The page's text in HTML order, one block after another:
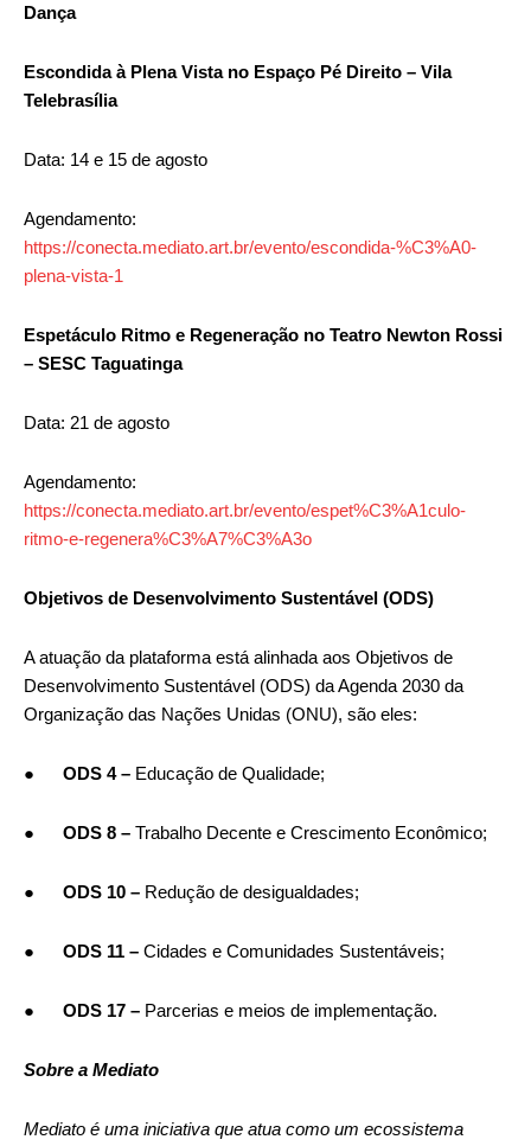
Dança
Escondida à Plena Vista no Espaço Pé Direito – Vila
Telebrasília
Data: 14 e 15 de agosto
Agendamento:
https://conecta.mediato.art.br/evento/escondida-%C3%A0-
plena-vista-1
Espetáculo Ritmo e Regeneração no Teatro Newton Rossi
– SESC Taguatinga
Data: 21 de agosto
Agendamento:
https://conecta.mediato.art.br/evento/espet%C3%A1culo-
ritmo-e-regenera%C3%A7%C3%A3o
Objetivos de Desenvolvimento Sustentável (ODS)
A atuação da plataforma está alinhada aos Objetivos de
Desenvolvimento Sustentável (ODS) da Agenda 2030 da
Organização das Nações Unidas (ONU), são eles:
● ODS 4 – Educação de Qualidade;
● ODS 8 – Trabalho Decente e Crescimento Econômico;
● ODS 10 – Redução de desigualdades;
● ODS 11 – Cidades e Comunidades Sustentáveis;
● ODS 17 – Parcerias e meios de implementação.
Sobre a Mediato
Mediato é uma iniciativa que atua como um ecossistema